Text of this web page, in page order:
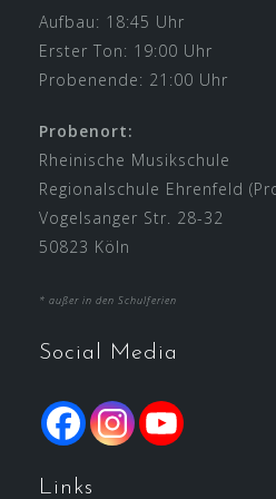
Aufbau: 18:45 Uhr
Erster Ton: 19:00 Uhr
Probenende: 21:00 Uhr
Probenort:
Rheinische Musikschule
Regionalschule Ehrenfeld
Vogelsanger Str. 28-32
50823 Köln
* außer in den Schulferien
Social Media
Links